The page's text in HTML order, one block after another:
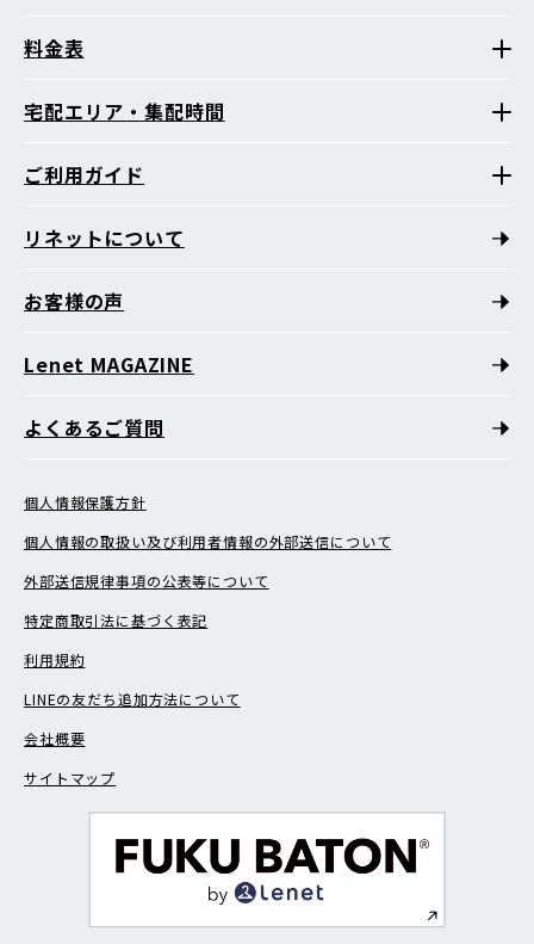
料金表
宅配エリア・集配時間
ご利用ガイド
リネットについて
お客様の声
Lenet MAGAZINE
よくあるご質問
個人情報保護方針
個人情報の取扱い及び利用者情報の外部送信について
外部送信規律事項の公表等について
特定商取引法に基づく表記
利用規約
LINEの友だち追加方法について
会社概要
サイトマップ